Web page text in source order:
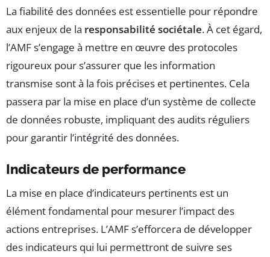
La fiabilité des données est essentielle pour répondre
aux enjeux de la responsabilité sociétale. À cet égard,
l’AMF s’engage à mettre en œuvre des protocoles
rigoureux pour s’assurer que les information
transmise sont à la fois précises et pertinentes. Cela
passera par la mise en place d’un système de collecte
de données robuste, impliquant des audits réguliers
pour garantir l’intégrité des données.
Indicateurs de performance
La mise en place d’indicateurs pertinents est un
élément fondamental pour mesurer l’impact des
actions entreprises. L’AMF s’efforcera de développer
des indicateurs qui lui permettront de suivre ses